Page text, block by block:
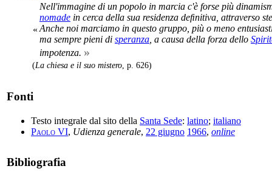
«
Nell'immagine di un popolo in marcia c'è forse più
nomade in cerca della sua residenza deﬁnitiva, attraverso
Anche noi marciamo in questo gruppo, più o meno
ma sempre pieni di speranza , a causa della forza dello
impotenza. »
(La chiesa e il suo mistero , p. 626)
Fonti
Testo integrale dal sito della Santa Sede: latino; italiano
Paolo VI, Udienza generale, 22 giugno 1966, online
Bibliografia